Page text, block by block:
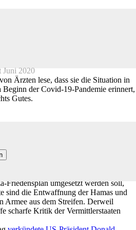
Juni 2020
Ärzten lese, dass sie die Situation in
Beginn der Covid-19-Pandemie erinnert,
Gutes.
Friedensplan umgesetzt werden soll,
sind die Entwaffnung der Hamas und
Armee aus dem Streifen. Derweil
scharfe Kritik der Vermittlerstaaten